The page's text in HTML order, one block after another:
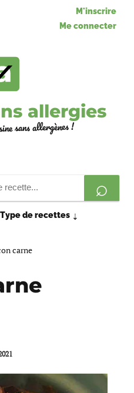
M'inscrire
Me connecter
allergies
sans allergènes !
Type de recettes ⇣
carne